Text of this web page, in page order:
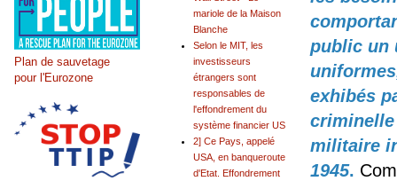
public un
exhibés
militaire
1945.
mariole de la Maison
Blanche
Selon le MIT, les
investisseurs
étrangers sont
responsables de
l'effondrement du
système financier US
2] Ce Pays, appelé
USA, en banqueroute
d'Etat. Effondrement
Plan de sauvetage
pour l'Eurozone